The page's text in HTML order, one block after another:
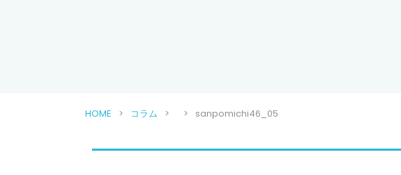
HOME コラム sanpomichi46_05